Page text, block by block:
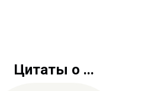
Цитаты о ...